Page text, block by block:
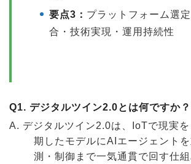
要点3： プラットフォーム選
合・技術実現・運用持続性
Q1. デジタルツイン2.0とは何ですか？
A. デジタルツイン2.0は、IoTで現実を
期したモデルにAIエージェント
測・制御まで一気通貫で回す仕